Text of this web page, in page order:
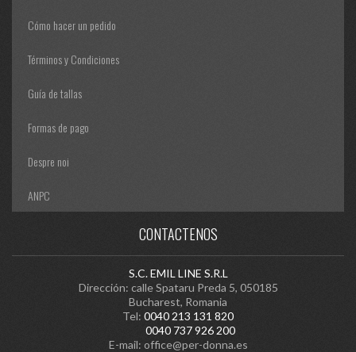
Cómo hacer un pedido
Términos y Condiciones
Guía de tallas
Formas de pago
Despre noi
ANPC
CONTACTENOS
S.C. EMIL LINE S.R.L
Dirección: calle Spataru Preda 5, 050185
Bucharest, Romania
Tel: 0040 213 131 820
0040 737 926 200
E-mail: office@per-donna.es